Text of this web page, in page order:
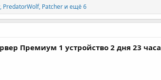
, PredatorWolf, Patcherи ещё 6
Премиум 1 устройство 2 дня 23 часа